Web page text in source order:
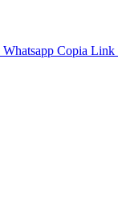
Whatsapp Copia Link